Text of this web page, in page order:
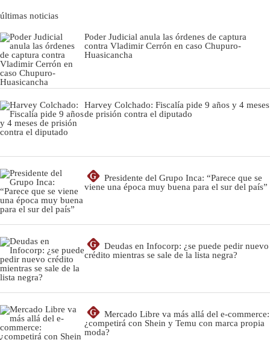
últimas noticias
Poder Judicial anula las órdenes de captura
contra Vladimir Cerrón en caso Chupuro-
Huasicancha
Harvey Colchado: Fiscalía pide 9 años y 4 meses
de prisión contra el diputado
G
Presidente del Grupo Inca: “Parece que se
viene una época muy buena para el sur del país”
G
Deudas en Infocorp: ¿se puede pedir nuevo
crédito mientras se sale de la lista negra?
G
Mercado Libre va más allá del e-commerce:
¿competirá con Shein y Temu con marca propia
moda?